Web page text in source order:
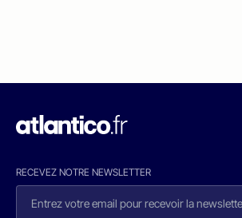
RECEVEZ NOTRE NEWSLETTER